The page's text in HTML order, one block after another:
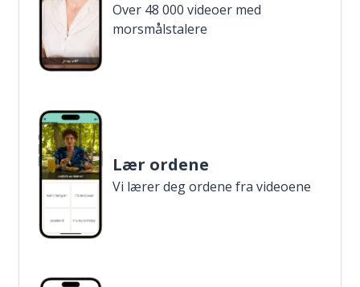
Over 48 000 videoer med
morsmålstalere
Lær ordene
Vi lærer deg ordene fra videoene